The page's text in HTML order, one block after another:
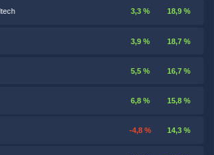
3,3 % 18,9 %
3,9 % 18,7 %
5,5 % 16,7 %
6,8 % 15,8 %
-4,8 % 14,3 %